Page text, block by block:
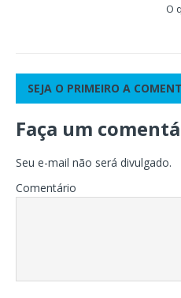
O
SEJA O PRIMEIRO A
Faça um
Seu e-mail não será divulgado.
Comentário